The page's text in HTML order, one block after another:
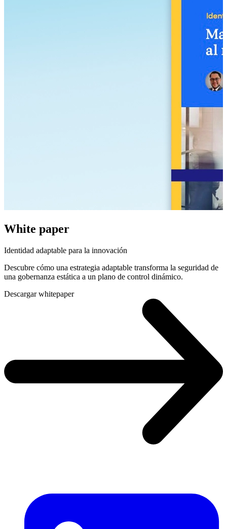
White paper
Identidad adaptable para la innovación
Descubre cómo una estrategia adaptable transforma la seguridad de
una gobernanza estática a un plano de control dinámico.
Descargar whitepaper